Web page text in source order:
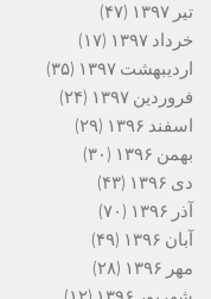
تیر ۱۳۹۷
(۴۷)
خرداد ۱۳۹۷
(۱۷)
اردیبهشت ۱۳۹۷
(۳۵)
فروردین ۱۳۹۷
(۲۴)
اسفند ۱۳۹۶
(۲۹)
بهمن ۱۳۹۶
(۳۰)
دی ۱۳۹۶
(۴۳)
آذر ۱۳۹۶
(۷۰)
آبان ۱۳۹۶
(۴۹)
مهر ۱۳۹۶
(۲۸)